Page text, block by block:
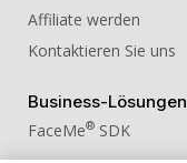
Affiliate werden
Kontaktieren Sie uns
Business-Lösungen
FaceMe® SDK